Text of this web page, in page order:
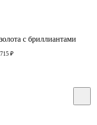
с бриллиантами
₽